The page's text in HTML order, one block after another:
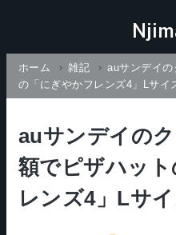
ホーム 雑記
auサンデイの
の「にぎやかフレンズ4」Lサイ
auサンデイの
額でピザハッ
レンズ4」Lサ